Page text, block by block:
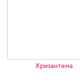
Хризантема